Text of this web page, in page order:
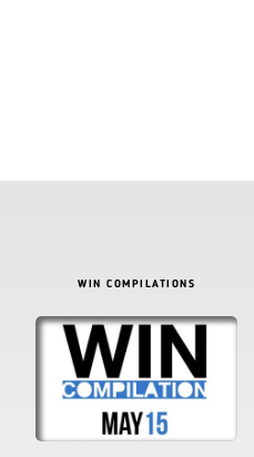
WIN COMPILATIONS